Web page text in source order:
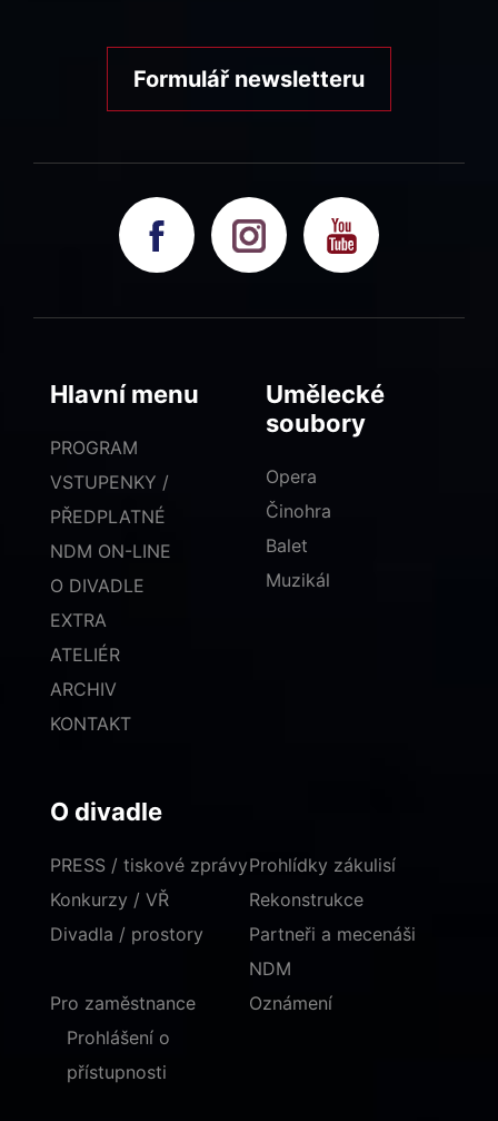
Formulář newsletteru
Hlavní menu
PROGRAM
VSTUPENKY /
PŘEDPLATNÉ
NDM ON-LINE
O DIVADLE
EXTRA
ATELIÉR
ARCHIV
KONTAKT
Umělecké
soubory
Opera
Činohra
Balet
Muzikál
O divadle
PRESS / tiskové zprávy
Konkurzy / VŘ
Divadla / prostory
Prohlídky zákulisí
Rekonstrukce
Partneři a mecenáši
NDM
Pro zaměstnance
Oznámení
Prohlášení o
přístupnosti